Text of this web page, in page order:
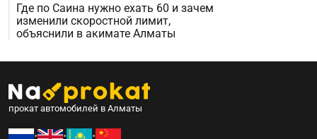
Где по Саина нужно ехать 60 и зачем
изменили скоростной лимит,
объяснили в акимате Алматы
прокат автомобилей в Алматы
• • •